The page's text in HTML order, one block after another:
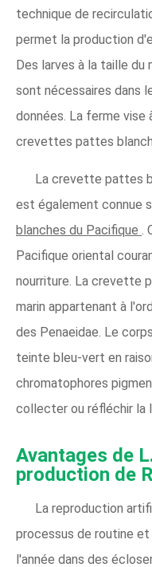
technique de
permet la production
Des larves à la taille du
sont nécessaires dans
données. La ferme vise
crevettes pattes
La crevette pattes
est également connue
blanches du Pacifique .
Pacifique oriental
nourriture. La crevette
marin appartenant à
des Penaeidae. Le
teinte bleu-vert en
chromatophores
collecter ou réfléchir la
Avantages de
production de
La reproduction
processus de routine
l'année dans des